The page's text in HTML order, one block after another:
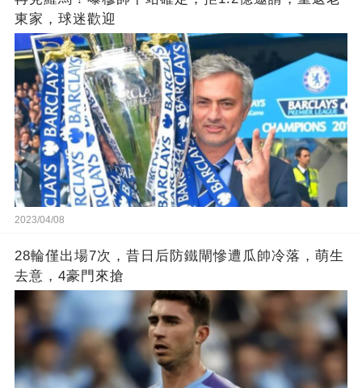
東家，球迷歡迎
2023/04/08
28輪僅出場7次，昔日后防鐵閘慘遭瓜帥冷落，萌生
去意，4豪門來搶